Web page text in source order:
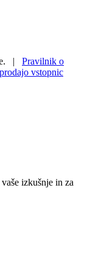
. | Pravilnik o
vstopnic
izkušnje in za